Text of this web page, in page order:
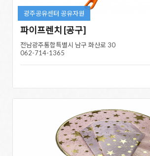
광주공유센터 공유자원
파이프렌치 [공구]
전남광주통합특별시 남구 화산로 30
062-714-1365